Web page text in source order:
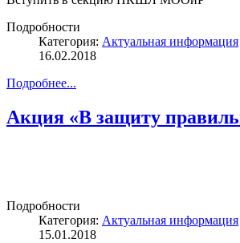
Подробности
Категория: Актуальная информация
16.02.2018
Подробнее...
Акция «В защиту
Подробности
Категория: Актуальная информация
15.01.2018